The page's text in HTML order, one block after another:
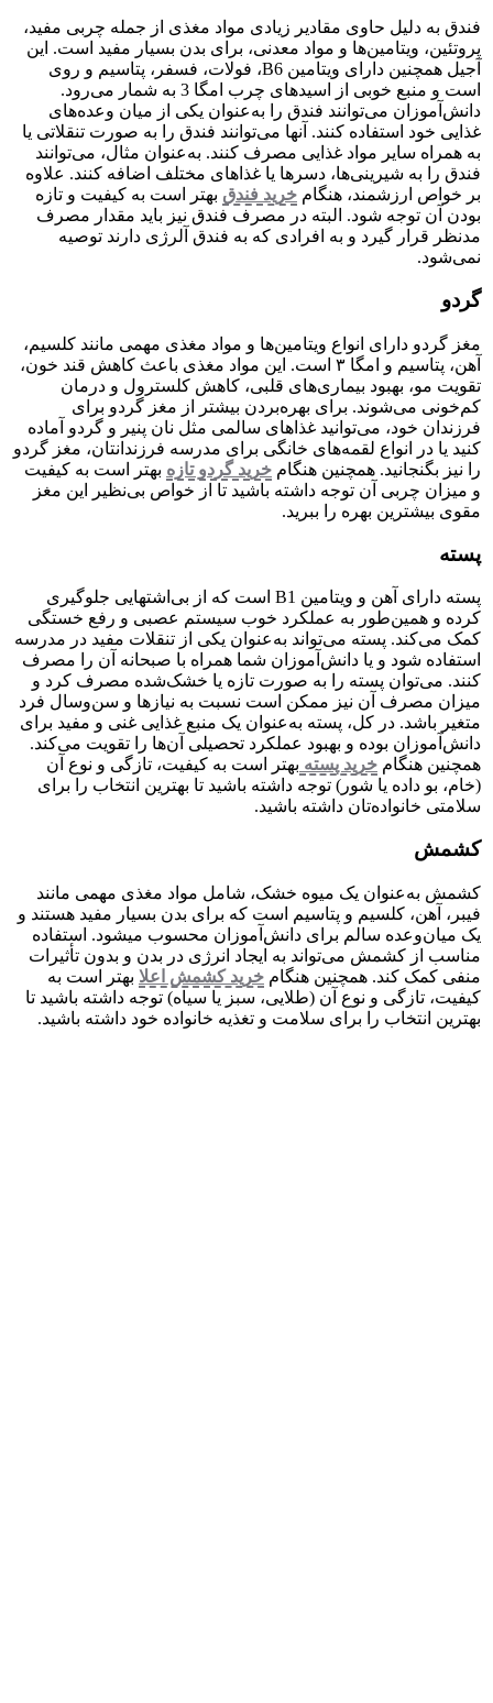
فندق به دلیل حاوی مقادیر زیادی مواد مغذی از جمله چربی مفید،
پروتئین، ویتامین‌ها و مواد معدنی، برای بدن بسیار مفید است. این
آجیل همچنین دارای ویتامین B6، فولات، فسفر، پتاسیم و روی
است و منبع خوبی از اسیدهای چرب امگا 3 به شمار می‌رود.
دانش‌آموزان می‌توانند فندق را به‌عنوان یکی از میان وعده‌های
غذایی خود استفاده کنند. آنها می‌توانند فندق را به صورت تنقلاتی یا
به همراه سایر مواد غذایی مصرف کنند. به‌عنوان مثال، می‌توانند
فندق را به شیرینی‌ها، دسرها یا غذاهای مختلف اضافه کنند. علاوه
بر خواص ارزشمند، هنگام خرید فندق بهتر است به کیفیت و تازه
بودن آن توجه شود. البته در مصرف فندق نیز باید مقدار مصرف
مدنظر قرار گیرد و به افرادی که به فندق آلرژی دارند توصیه
نمی‌شود.
گردو
مغز گردو دارای انواع ویتامین‌ها و مواد مغذی مهمی مانند کلسیم،
آهن، پتاسیم و امگا ۳ است. این مواد مغذی باعث کاهش قند خون،
تقویت مو، بهبود بیماری‌های قلبی، کاهش کلسترول و درمان
کم‌خونی می‌شوند. برای بهره‌بردن بیشتر از مغز گردو برای
فرزندان خود، می‌توانید غذاهای سالمی مثل نان پنیر و گردو آماده
کنید یا در انواع لقمه‌های خانگی برای مدرسه فرزندانتان، مغز گردو
را نیز بگنجانید. همچنین هنگام خرید گردو تازه بهتر است به کیفیت
و میزان چربی آن توجه داشته باشید تا از خواص بی‌نظیر این مغز
مقوی بیشترین بهره را ببرید.
پسته
پسته دارای آهن و ویتامین B1 است که از بی‌اشتهایی جلوگیری
کرده و همین‌طور به عملکرد خوب سیستم عصبی و رفع خستگی
کمک می‌کند. پسته می‌تواند به‌عنوان یکی از تنقلات مفید در مدرسه
استفاده شود و یا دانش‌آموزان شما همراه با صبحانه آن را مصرف
کنند. می‌توان پسته را به صورت تازه یا خشک‌شده مصرف کرد و
میزان مصرف آن نیز ممکن است نسبت به نیازها و سن‌وسال فرد
متغیر باشد. در کل، پسته به‌عنوان یک منبع غذایی غنی و مفید برای
دانش‌آموزان بوده و بهبود عملکرد تحصیلی آن‌ها را تقویت می‌کند.
همچنین هنگام خرید پسته بهتر است به کیفیت، تازگی و نوع آن
(خام، بو داده یا شور) توجه داشته باشید تا بهترین انتخاب را برای
سلامتی خانواده‌تان داشته باشید.
کشمش
کشمش به‌عنوان یک میوه خشک، شامل مواد مغذی مهمی مانند
فیبر، آهن، کلسیم و پتاسیم است که برای بدن بسیار مفید هستند و
یک میان‌وعده سالم برای دانش‌آموزان محسوب می­شود. استفاده
مناسب از کشمش می‌تواند به ایجاد انرژی در بدن و بدون تأثیرات
منفی کمک کند. همچنین هنگام خرید کشمش اعلا بهتر است به
کیفیت، تازگی و نوع آن (طلایی، سبز یا سیاه) توجه داشته باشید تا
بهترین انتخاب را برای سلامت و تغذیه خانواده خود داشته باشید.